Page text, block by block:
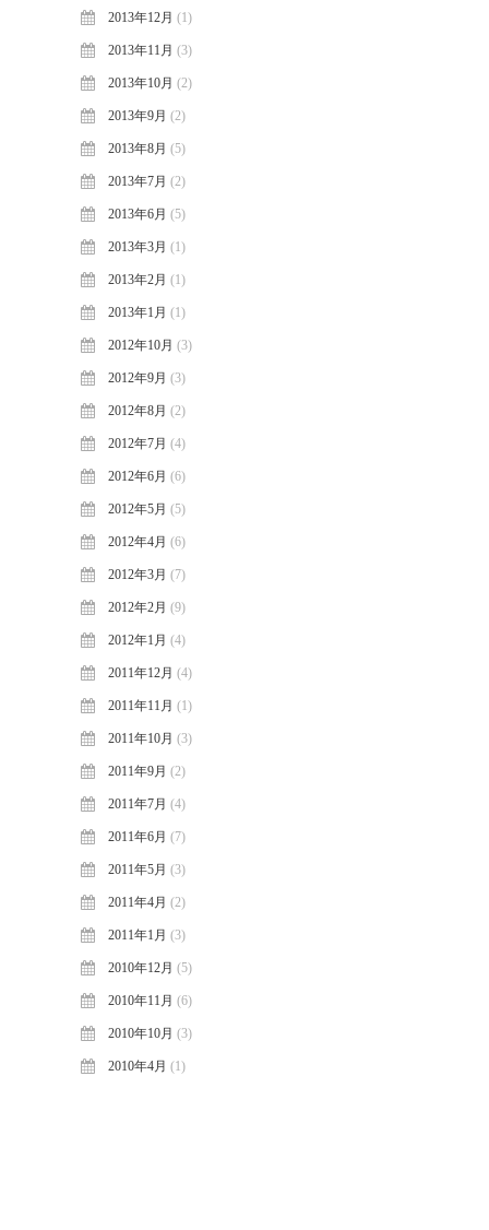
2013年12月 (1)
2013年11月 (3)
2013年10月 (2)
2013年9月 (2)
2013年8月 (5)
2013年7月 (2)
2013年6月 (5)
2013年3月 (1)
2013年2月 (1)
2013年1月 (1)
2012年10月 (3)
2012年9月 (3)
2012年8月 (2)
2012年7月 (4)
2012年6月 (6)
2012年5月 (5)
2012年4月 (6)
2012年3月 (7)
2012年2月 (9)
2012年1月 (4)
2011年12月 (4)
2011年11月 (1)
2011年10月 (3)
2011年9月 (2)
2011年7月 (4)
2011年6月 (7)
2011年5月 (3)
2011年4月 (2)
2011年1月 (3)
2010年12月 (5)
2010年11月 (6)
2010年10月 (3)
2010年4月 (1)